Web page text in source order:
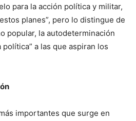
para la acción política y militar,
planes”, pero lo distingue de
popular, la autodeterminación
a las que aspiran los
importantes que surge en